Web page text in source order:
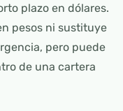
plazo en dólares.
pesos ni sustituye
pero puede
de una cartera